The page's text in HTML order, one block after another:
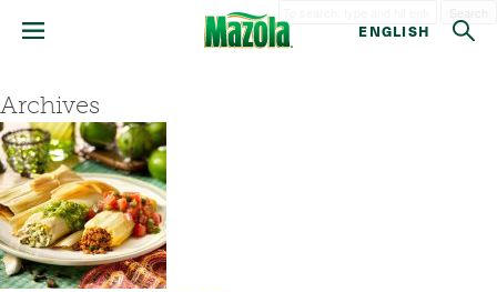
ENGLISH
Archives